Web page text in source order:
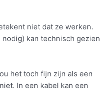
niet dat ze werken.
kan technisch gezien
het toch fijn zijn als een
In een kabel kan een